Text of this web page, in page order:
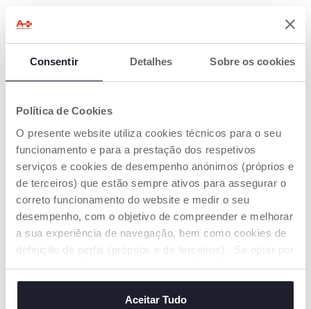
Consentir Detalhes Sobre os cookies
Política de Cookies
O presente website utiliza cookies técnicos para o seu
funcionamento e para a prestação dos respetivos
serviços e cookies de desempenho anónimos (próprios e
de terceiros) que estão sempre ativos para assegurar o
correto funcionamento do website e medir o seu
desempenho, com o objetivo de compreender e melhorar
a sua experiência de navegação, bem como cookies de
definição de perfis (próprios e de terceiros). Se optar por
“aceitar todos” está a consentir na utilização de todos os
cookies. Se quiser saber mais, alterar ou revogar o
consentimento de todos ou de alguns cookies, clique em
Aceitar Tudo
SABIA QUE...
A capacidade deresolução de problemas, ou
seja, a procura de diferentes soluções para um
pensamento divergente, àcriatividadee à
o respeito pelas opiniões dos outros?
Este brinquedo, inspirado no método
Montessori, promove descobertas
espontâneas de acordo com o ritmo natural da
criança e com os seus interesses e capacidades
em determinada fase do seu